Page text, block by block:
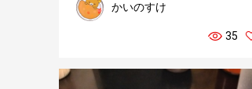
かいのすけ
35